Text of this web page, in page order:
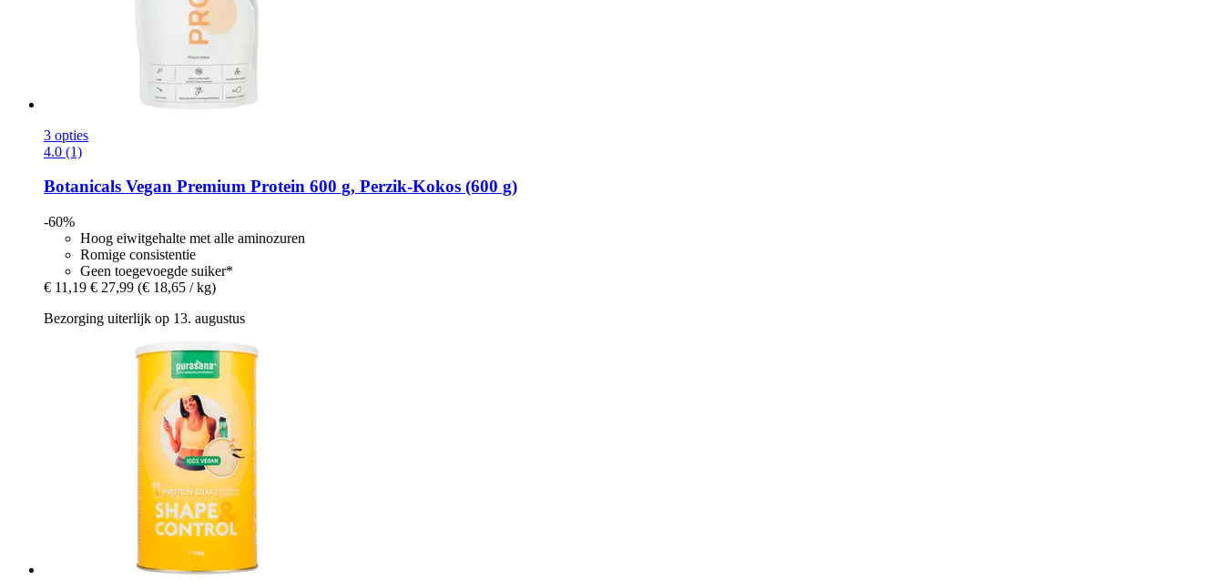
3 opties
4.0 (1)
Botanicals Vegan Premium Protein 600 g, Perzik-​Kokos (600 g)
-60%
Hoog eiwitgehalte met alle aminozuren
Romige consistentie
Geen toegevoegde suiker*
€ 11,19 € 27,99 (€ 18,65 / kg)
Bezorging uiterlijk op 13. augustus